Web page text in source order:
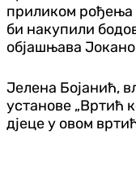
приликом рођења
би накупили
објашњава
Јелена Бојанић,
установе „Вртић
дјеце у овом